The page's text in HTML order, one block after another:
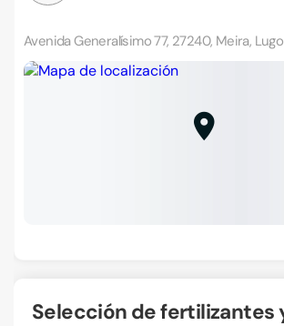
Avenida Generalísimo 77, 27240, Meira, Lugo
Selección de fertilizantes y